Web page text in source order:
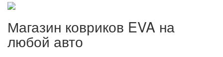
Магазин ковриков EVA ​на
любой авто